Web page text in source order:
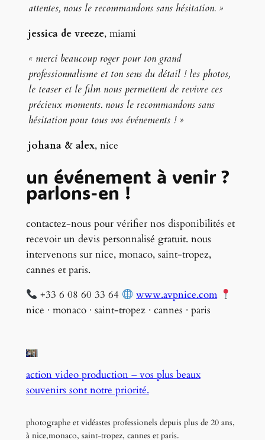
attentes, nous le recommandons sans hésitation. »
jessica de vreeze, miami
« merci beaucoup roger pour ton grand
professionnalisme et ton sens du détail ! les photos,
le teaser et le film nous permettent de revivre ces
précieux moments. nous le recommandons sans
hésitation pour tous vos événements ! »
johana & alex, nice
un événement à venir ?
parlons-en !
contactez-nous pour vérifier nos disponibilités et
recevoir un devis personnalisé gratuit. nous
intervenons sur nice, monaco, saint-tropez,
cannes et paris.
+33 6 08 60 33 64
www.avpnice.com
nice · monaco · saint-tropez · cannes · paris
action video production – vos plus beaux
souvenirs sont notre priorité.
photographe et vidéastes professionels depuis plus de 20 ans,
à nice,monaco, saint-tropez, cannes et paris.